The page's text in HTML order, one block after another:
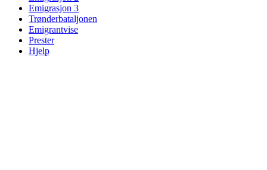
Emigrasjon 3
Trønderbataljonen
Emigrantvise
Prester
Hjelp